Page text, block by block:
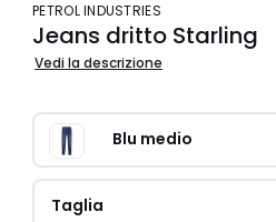
PETROL INDUSTRIES
Jeans dritto Starling
Vedi la descrizione
Blu medio
Taglia